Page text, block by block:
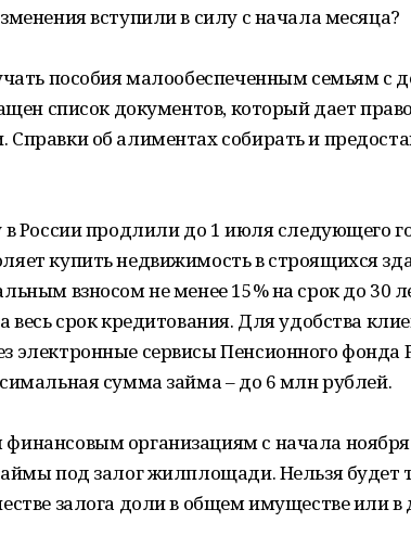
вступили в силу с начала месяца?
пособия малообеспеченным семьям с
список документов, который дает
об алиментах собирать и
в России продлили до 1 июля следующего
купить недвижимость в строящихся
взносом не менее 15% на срок до 30
весь срок кредитования. Для удобства
электронные сервисы Пенсионного фонда
сумма займа – до 6 млн рублей.
организациям с начала
под залог жилплощади. Нельзя будет
залога доли в общем имуществе или